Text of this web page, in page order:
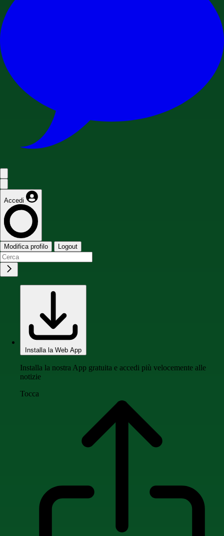
Accedi
Modifica profilo Logout
Installa la Web App
Installa la nostra App gratuita e accedi più velocemente alle
notizie
Tocca